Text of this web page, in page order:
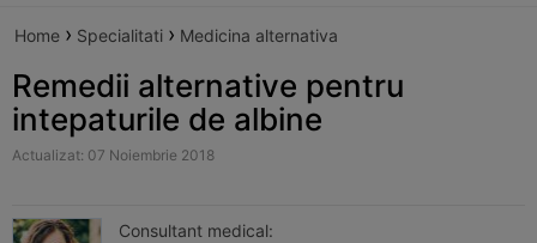
Home › Specialitati › Medicina alternativa
Remedii alternative pentru
intepaturile de albine
Actualizat: 07 Noiembrie 2018
Consultant medical: